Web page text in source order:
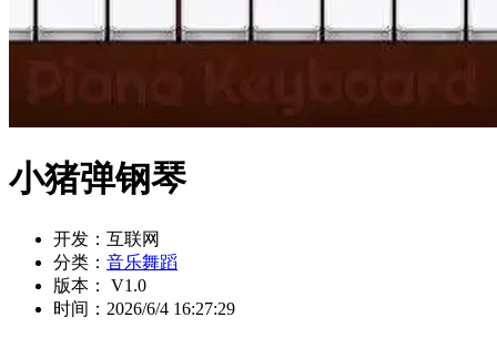
小猪弹钢琴
开发： 互联网
分类： 音乐舞蹈
版本：
V1.0
时间： 2026/6/4 16:27:29